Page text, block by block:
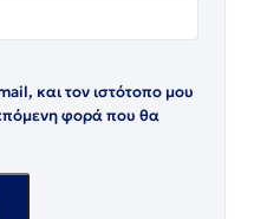
και τον ιστότοπο μου
φορά που θα